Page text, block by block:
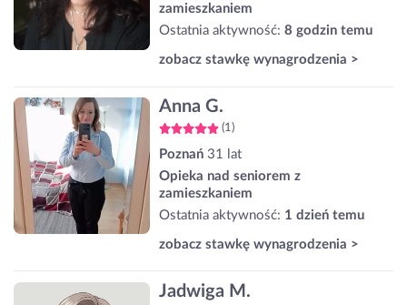
zamieszkaniem
Ostatnia aktywność: 8 godzin temu
zobacz stawkę wynagrodzenia >
Anna G.
(1)
Poznań 31 lat
Opieka nad seniorem z
zamieszkaniem
Ostatnia aktywność: 1 dzień temu
zobacz stawkę wynagrodzenia >
Jadwiga M.